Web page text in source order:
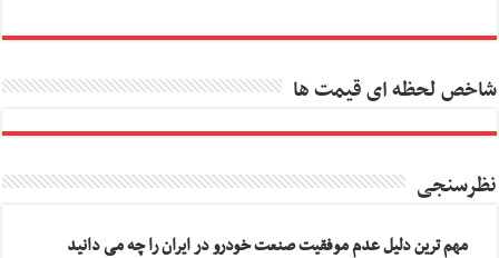
شاخص لحظه ای قیمت ها
نظرسنجی
مهم ترین دلیل عدم موفقیت صنعت خودرو در ایران را چه می دانید